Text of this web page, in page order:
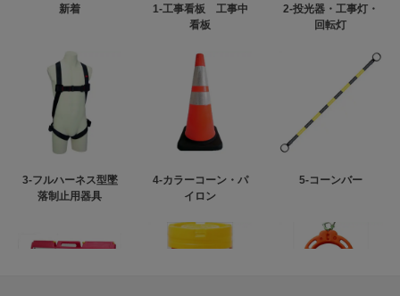
新着
1-工事看板 工事中
看板
2-投光器・工事灯・
回転灯
3-フルハーネス型墜
落制止用器具
4-カラーコーン・パ
イロン
5-コーンバー